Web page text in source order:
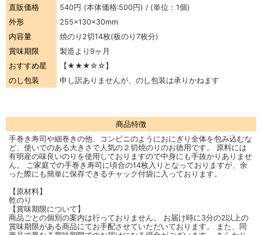
直販価格
540円 (本体価格:500円) / (単位：1個)
外形
255×130×30mm
内容量
焼のり2切14枚(板のり7枚分)
賞味期限
製造より9ヶ月
おすすめ星
【★★★☆☆】
のし包装
申し訳ありませんが、のし包装は承りかねます
商品特徴
手巻き寿司や細巻きの他、コンビニのようにおにぎり全体を包み込むな
ど、使いでのある大きさで人気の２切焼のりのお徳用です。 原料には
有明産の味良いのりを使用しておりますので中身にも手抜かりありませ
ん。 ご家庭での手巻き寿司に頃合の14枚入りとなっておりますが、余
った際にも簡単に保存できるチャック付袋に入っております。
【原材料】
乾のり
【賞味期限について】
商品ごとの個別の案内は行っておりません。 お届け時に3分の2以上の
賞味期限がある商品にてお手配させていただいております。 また、同